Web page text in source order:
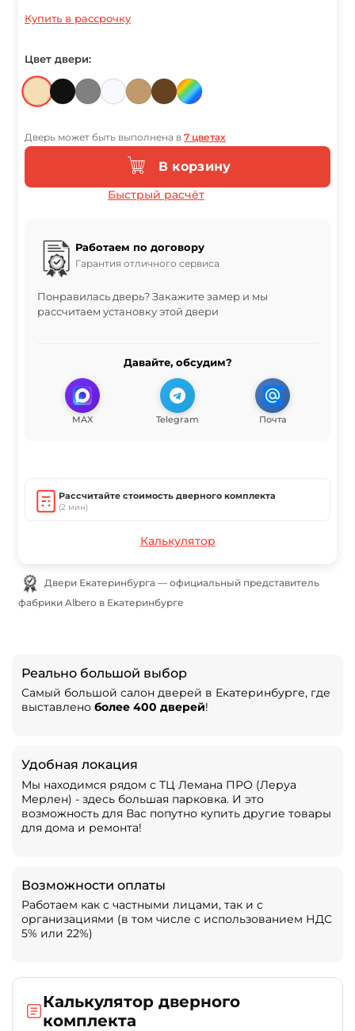
Купить в рассрочку
Цвет двери:
Дверь может быть выполнена в 7 цветах
В корзину
Быстрый расчёт
Работаем по договору
Гарантия отличного сервиса
Понравилась дверь? Закажите замер и мы
рассчитаем установку этой двери
Давайте, обсудим?
MAX Telegram Почта
Рассчитайте стоимость дверного комплекта
(2 мин)
Калькулятор
фабрики Albero в Екатеринбурге
Реально большой выбор
Самый большой салон дверей в Екатеринбурге, где
выставлено более 400 дверей!
Удобная локация
Мы находимся рядом с ТЦ Лемана ПРО (Леруа
Мерлен) - здесь большая парковка. И это
возможность для Вас попутно купить другие товары
для дома и ремонта!
Возможности оплаты
Работаем как с частными лицами, так и с
организациями (в том числе с использованием НДС
5% или 22%)
Калькулятор дверного
комплекта